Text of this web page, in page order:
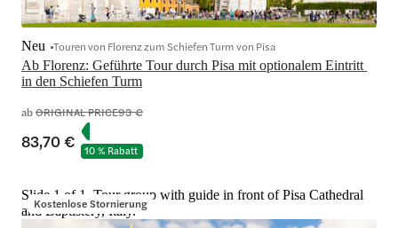
Ab Florenz: Geführte Tour durch Pisa mit optionalem Eintritt
in den Schiefen Turm
Neu Touren von Florenz zum Schiefen Turm von Pisa
abORIGINAL PRICE93 €
83,70 € 10 % Rabatt
Kostenlose Stornierung
Slide 1 of 1, Tour group with guide in front of Pisa Cathedral
and Baptistery, Italy.